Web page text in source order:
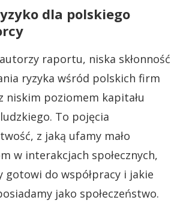
dla polskiego
autorzy raportu, niska skłonność
ryzyka wśród polskich firm
niskim poziomem kapitału
To pojęcia
z jaką ufamy mało
w interakcjach społecznych,
gotowi do współpracy i jakie
jako społeczeństwo.